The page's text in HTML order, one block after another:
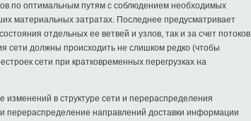
по оптимальным путям с соблюдением необходимых
материальных затратах. Последнее предусматривает
отдельных ее ветвей и узлов, так и за счет потоков
сети должны происходить не слишком редко (чтобы
сети при кратковременных перегрузках на
в структуре сети и перераспределения
перераспределение направлений доставки информации